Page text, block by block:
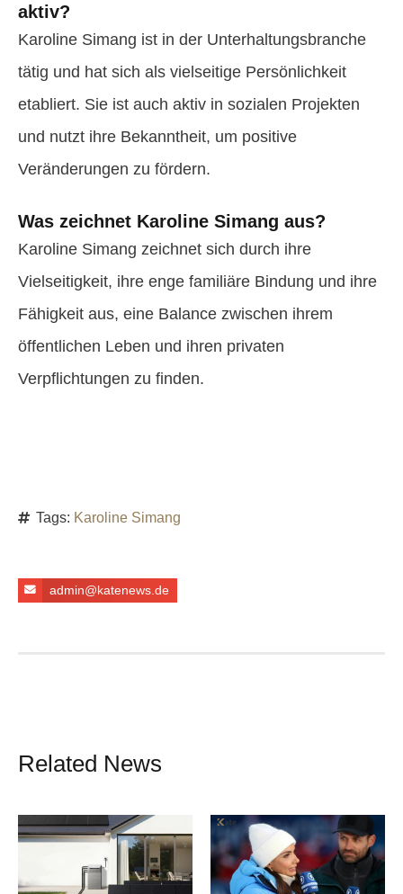
aktiv?
Karoline Simang ist in der Unterhaltungsbranche
tätig und hat sich als vielseitige Persönlichkeit
etabliert. Sie ist auch aktiv in sozialen Projekten
und nutzt ihre Bekanntheit, um positive
Veränderungen zu fördern.
Was zeichnet Karoline Simang aus?
Karoline Simang zeichnet sich durch ihre
Vielseitigkeit, ihre enge familiäre Bindung und ihre
Fähigkeit aus, eine Balance zwischen ihrem
öffentlichen Leben und ihren privaten
Verpflichtungen zu finden.
Tags: Karoline Simang
admin@katenews.de
Related News